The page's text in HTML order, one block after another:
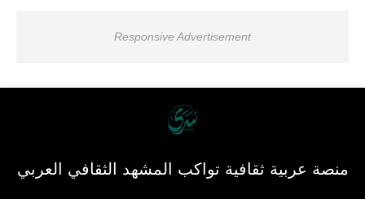
Responsive Advertisement
منصة عربية ثقافية تواكب المشهد الثقافي العربي